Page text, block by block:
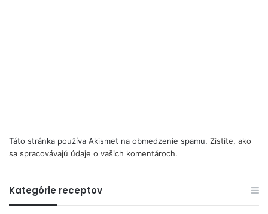
Táto stránka používa Akismet na obmedzenie spamu. Zistite, ako
sa spracovávajú údaje o vašich komentároch.
Kategórie receptov